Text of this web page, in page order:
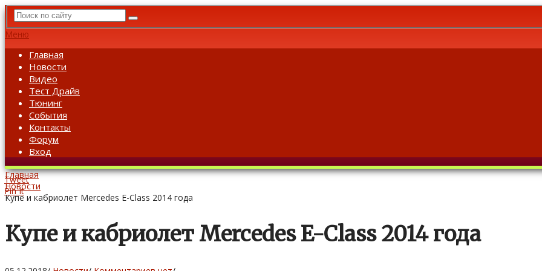
Меню
Главная
Новости
Видео
Тест Драйв
Тюнинг
События
Контакты
Форум
Вход
Главная
Новости
Купе и кабриолет Mercedes E-Class 2014 года
Купе и кабриолет Mercedes E-Class 2014 года
Tweet
Pin It